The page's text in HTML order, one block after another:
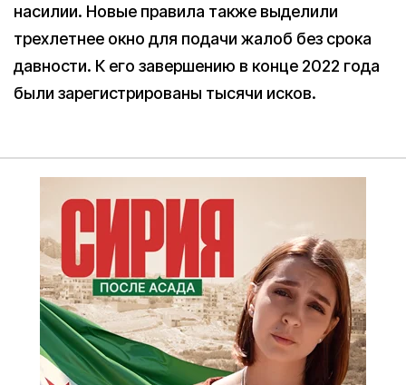
насилии. Новые правила также выделили
трехлетнее окно для подачи жалоб без срока
давности. К его завершению в конце 2022 года
были зарегистрированы тысячи исков.